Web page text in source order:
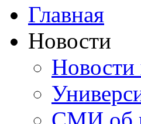
Главная
Новости
Новости